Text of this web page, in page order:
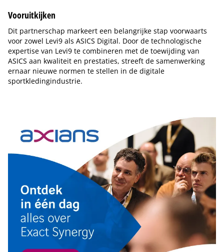
Vooruitkijken
Dit partnerschap markeert een belangrijke stap voorwaarts
voor zowel Levi9 als ASICS Digital. Door de technologische
expertise van Levi9 te combineren met de toewijding van
ASICS aan kwaliteit en prestaties, streeft de samenwerking
ernaar nieuwe normen te stellen in de digitale
sportkledingindustrie.